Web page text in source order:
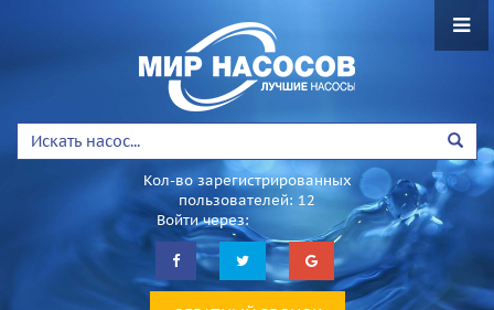
Кол-во зарегистрированных
пользователей: 12
Войти через: